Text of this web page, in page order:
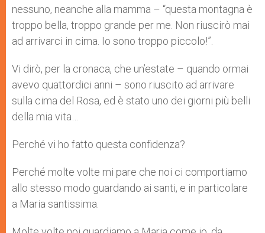
nessuno, neanche alla mamma – “questa montagna è
troppo bella, troppo grande per me. Non riuscirò mai
ad arrivarci in cima. Io sono troppo piccolo!”.
Vi dirò, per la cronaca, che un’estate – quando ormai
avevo quattordici anni – sono riuscito ad arrivare
sulla cima del Rosa, ed è stato uno dei giorni più belli
della mia vita…
Perché vi ho fatto questa confidenza?
Perché molte volte mi pare che noi ci comportiamo
allo stesso modo guardando ai santi, e in particolare
a Maria santissima.